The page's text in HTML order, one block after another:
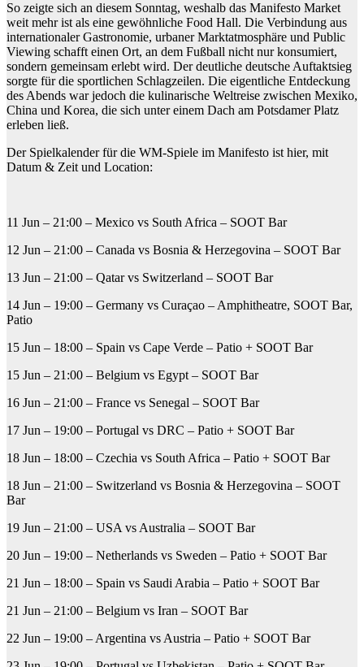
So zeigte sich an diesem Sonntag, weshalb das Manifesto Market
weit mehr ist als eine gewöhnliche Food Hall. Die Verbindung aus
internationaler Gastronomie, urbaner Marktatmosphäre und Public
Viewing schafft einen Ort, an dem Fußball nicht nur konsumiert,
sondern gemeinsam erlebt wird. Der deutliche deutsche Auftaktsieg
sorgte für die sportlichen Schlagzeilen. Die eigentliche Entdeckung
des Abends war jedoch die kulinarische Weltreise zwischen Mexiko,
China und Korea, die sich unter einem Dach am Potsdamer Platz
erleben ließ.
Der Spielkalender für die WM-Spiele im Manifesto ist hier, mit
Datum & Zeit und Location:
11 Jun – 21:00 – Mexico vs South Africa – SOOT Bar
12 Jun – 21:00 – Canada vs Bosnia & Herzegovina – SOOT Bar
13 Jun – 21:00 – Qatar vs Switzerland – SOOT Bar
14 Jun – 19:00 – Germany vs Curaçao – Amphitheatre, SOOT Bar,
Patio
15 Jun – 18:00 – Spain vs Cape Verde – Patio + SOOT Bar
15 Jun – 21:00 – Belgium vs Egypt – SOOT Bar
16 Jun – 21:00 – France vs Senegal – SOOT Bar
17 Jun – 19:00 – Portugal vs DRC – Patio + SOOT Bar
18 Jun – 18:00 – Czechia vs South Africa – Patio + SOOT Bar
18 Jun – 21:00 – Switzerland vs Bosnia & Herzegovina – SOOT
Bar
19 Jun – 21:00 – USA vs Australia – SOOT Bar
20 Jun – 19:00 – Netherlands vs Sweden – Patio + SOOT Bar
21 Jun – 18:00 – Spain vs Saudi Arabia – Patio + SOOT Bar
21 Jun – 21:00 – Belgium vs Iran – SOOT Bar
22 Jun – 19:00 – Argentina vs Austria – Patio + SOOT Bar